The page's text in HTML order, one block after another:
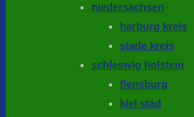
niedersachsen
harburg kreis
stade kreis
schleswig holstein
flensburg
kiel stad